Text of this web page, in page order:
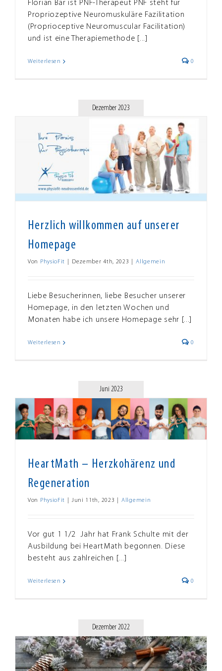
Florian Bär ist PNF-Therapeut PNF steht für
Propriozeptive Neuromuskuläre Fazilitation
(Proprioceptive Neuromuscular Facilitation)
und ist eine Therapiemethode [...]
Weiterlesen 0
Dezember 2023
Herzlich willkommen auf unserer
Homepage
Von PhysioFit Dezember 4th, 2023 Allgemein
Liebe Besucherinnen, liebe Besucher unserer
Homepage, in den letzten Wochen und
Monaten habe ich unsere Homepage sehr [...]
Weiterlesen 0
Juni 2023
HeartMath – Herzkohärenz und
Regeneration
Von PhysioFit Juni 11th, 2023 Allgemein
Vor gut 1 1/2 Jahr hat Frank Schulte mit der
Ausbildung bei HeartMath begonnen. Diese
besteht aus zahlreichen [...]
Weiterlesen 0
Dezember 2022